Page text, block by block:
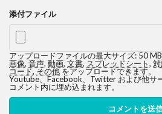
添付ファイル
アップロードファイルの最大サイズ: 50 MB
画像, 音声, 動画, 文書, スプレッドシート,
コード,その他をアップロードできます。
Youtube、Facebook、Twitter および他サ
コメント内に埋め込まれます。